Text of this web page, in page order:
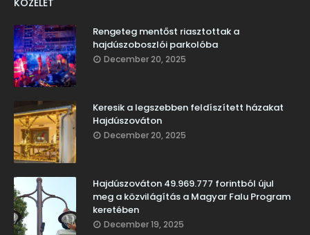
Rengeteg mentőst riasztottak a
hajdúszoboszlói parkolóba
December 20, 2025
Keresik a legszebben feldíszített házakat
Hajdúszováton
December 20, 2025
Hajdúszováton 49.969.777 forintból újul
meg a közvilágítás a Magyar Falu Program
keretében
December 19, 2025